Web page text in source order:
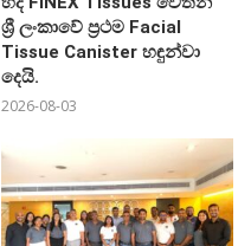
ශ්‍රී ලංකාවේ ප්‍රථම Facial
Tissue Canister හඳුන්වා
දෙයි.
2026-08-03